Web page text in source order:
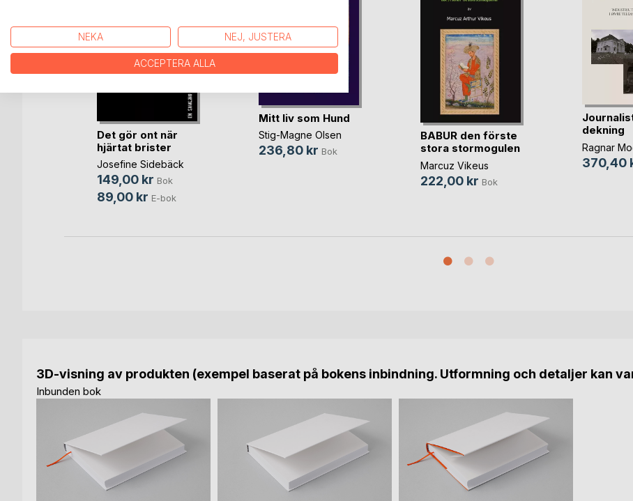
Det gör ont när
hjärtat brister
Josefine Sidebäck
149,00 kr Bok
89,00 kr E-bok
Mitt liv som Hund
Stig-Magne Olsen
236,80 kr Bok
BABUR den förste
stora stormogulen
Marcuz Vikeus
222,00 kr Bok
dekning
Ragnar
370,40
3D-visning av produkten (exempel baserat på bokens inbindning. Utformning och detaljer kan
Inbunden bok
NEKA NEJ, JUSTERA
ACCEPTERA ALLA